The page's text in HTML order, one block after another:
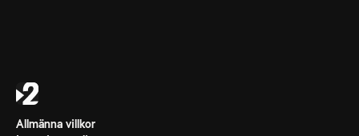
Allmänna villkor